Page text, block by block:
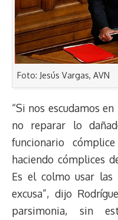
Foto: Jesús Vargas, AVN
“Si nos escudamos
no reparar lo
funcionario
haciendo cómplices
Es el colmo usar las
excusa”, dijo
parsimonia, sin